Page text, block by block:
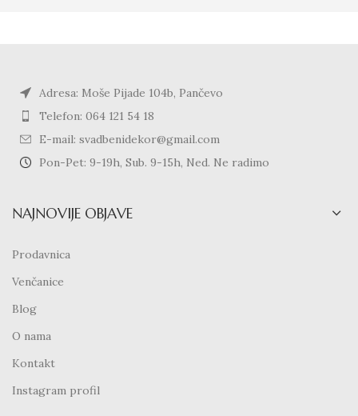
Adresa: Moše Pijade 104b, Pančevo
Telefon: 064 121 54 18
E-mail: svadbenidekor@gmail.com
Pon-Pet: 9-19h, Sub. 9-15h, Ned. Ne radimo
NAJNOVIJE OBJAVE
Prodavnica
Venčanice
Blog
O nama
Kontakt
Instagram profil